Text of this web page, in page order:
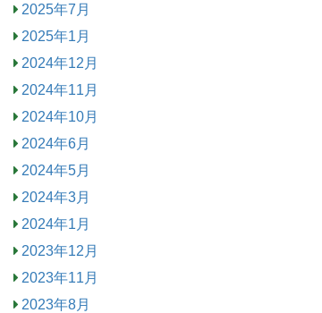
2025年7月
2025年1月
2024年12月
2024年11月
2024年10月
2024年6月
2024年5月
2024年3月
2024年1月
2023年12月
2023年11月
2023年8月